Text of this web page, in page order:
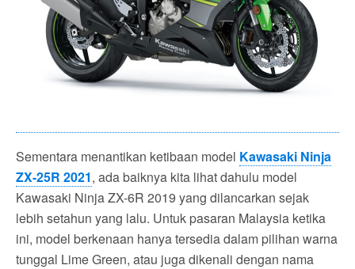
Sementara menantikan ketibaan model Kawasaki Ninja
ZX-25R 2021, ada baiknya kita lihat dahulu model
Kawasaki Ninja ZX-6R 2019 yang dilancarkan sejak
lebih setahun yang lalu. Untuk pasaran Malaysia ketika
ini, model berkenaan hanya tersedia dalam pilihan warna
tunggal Lime Green, atau juga dikenali dengan nama